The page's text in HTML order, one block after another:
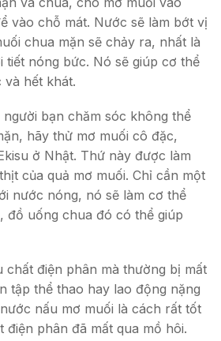
vào chỗ mát. Nước sẽ làm bớt vị
chua mặn sẽ chảy ra, nhất là
tiết nóng bức. Nó sẽ giúp cơ thể
hết khát.
bạn chăm sóc không thể
hãy thử mơ muối cô đặc,
ở Nhật. Thứ này được làm
của quả mơ muối. Chỉ cần một
nước nóng, nó sẽ làm cơ thể
đồ uống chua đó có thể giúp
chất điện phân mà thường bị mất
tập thể thao hay lao động nặng
nấu mơ muối là cách rất tốt
điện phân đã mất qua mồ hôi.